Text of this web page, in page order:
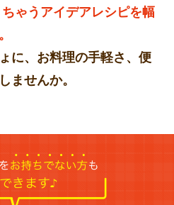
ゃうアイデアレシピを幅
に、お料理の手軽さ、便
ませんか。